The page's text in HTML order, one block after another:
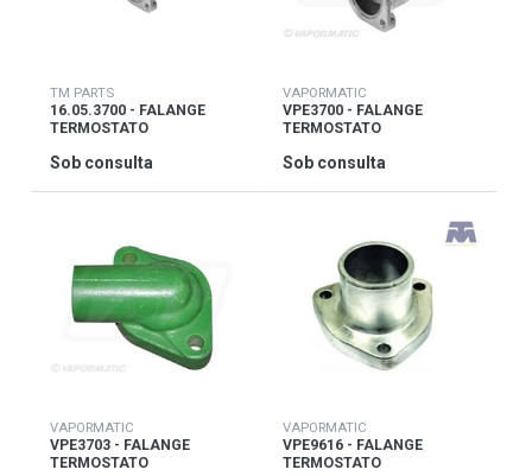
TM PARTS
16.05.3700 - FALANGE
TERMOSTATO
Sob consulta
VAPORMATIC
VPE3700 - FALANGE
TERMOSTATO
Sob consulta
VAPORMATIC
VPE3703 - FALANGE
TERMOSTATO
VAPORMATIC
VPE9616 - FALANGE
TERMOSTATO